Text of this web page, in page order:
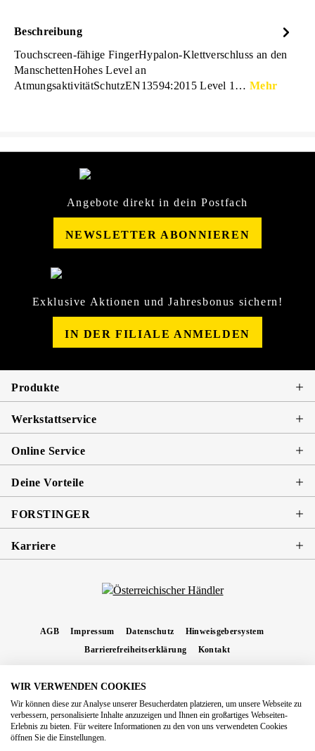
Beschreibung
Touchscreen-fähige FingerHypalon-Klettverschluss an den
ManschettenHohes Level an
AtmungsaktivitätSchutzEN13594:2015 Level 1…Mehr
Angebote direkt in dein Postfach
NEWSLETTER ABONNIEREN
Exklusive Aktionen und Jahresbonus sichern!
IN DER FILIALE ANMELDEN
Produkte
Werkstattservice
Online Service
Deine Vorteile
FORSTINGER
Karriere
AGB Impressum Datenschutz
Hinweisgebersystem
Barrierefreiheitserklärung
Kontakt
Nachnahmegebühren, wenn nicht anders angegeben.
Copyright 2026 Forstinger Österreich GmbH
Königstetter Straße 128 - 134/OG3, 3430 Tulln
WIR VERWENDEN COOKIES
Wir können diese zur Analyse unserer Besucherdaten platzieren, um unsere Webseite zu
verbessern, personalisierte Inhalte anzuzeigen und Ihnen ein großartiges Webseiten-
Erlebnis zu bieten. Für weitere Informationen zu den von uns verwendeten Cookies
öffnen Sie die Einstellungen.